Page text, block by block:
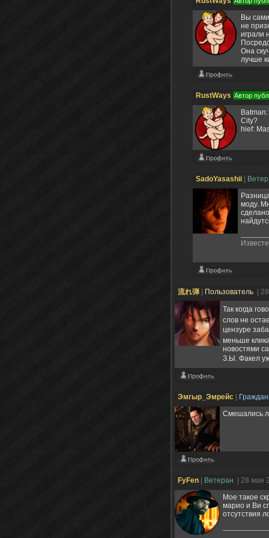
Вы
не
играли
Она
лучше
RustWays Автор
City?
hief:
SadoYasashii
моду.
流れ弾 Пользователь |
Так когда
слов не
цензуре
меньше
новостями
З.Ы. Факел
Эмгыр_Эмрейс
Смешались
FyFen Ветеран
| 28 мая
Мое такое
марио и Ви
отсутствия